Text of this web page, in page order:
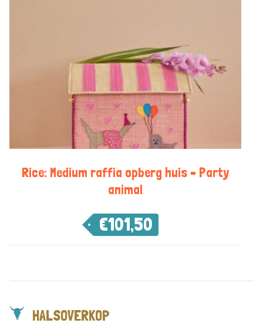
Rice: Medium raffia opberg huis – Party
animal
€101,50
HALSOVERKOP